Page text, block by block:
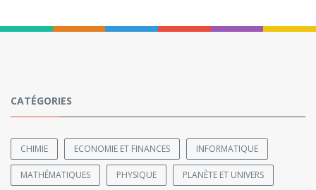
CATÉGORIES
CHIMIE ECONOMIE ET FINANCES INFORMATIQUE
MATHÉMATIQUES PHYSIQUE PLANÈTE ET UNIVERS